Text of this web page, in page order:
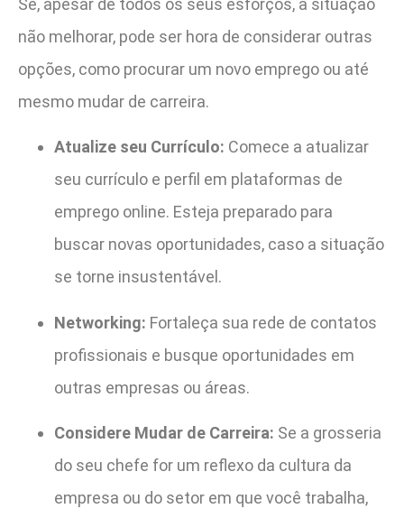
Se, apesar de todos os seus esforços, a situação
não melhorar, pode ser hora de considerar outras
opções, como procurar um novo emprego ou até
mesmo mudar de carreira.
Atualize seu Currículo: Comece a atualizar
seu currículo e perfil em plataformas de
emprego online. Esteja preparado para
buscar novas oportunidades, caso a situação
se torne insustentável.
Networking: Fortaleça sua rede de contatos
profissionais e busque oportunidades em
outras empresas ou áreas.
Considere Mudar de Carreira: Se a grosseria
do seu chefe for um reflexo da cultura da
empresa ou do setor em que você trabalha,